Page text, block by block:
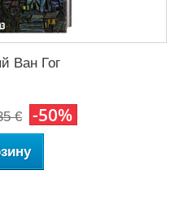
Ван Гог
€ -50%